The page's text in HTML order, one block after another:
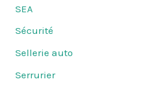
SEA
Sécurité
Sellerie auto
Serrurier